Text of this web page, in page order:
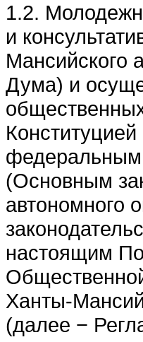
1.2.
и
Мансийского
Дума) и
федеральным
(Основным
автономного
настоящим
Ханты-
(далее −